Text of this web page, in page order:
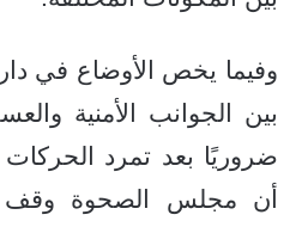
وفيما يخص الأوضاع في
بين الجوانب الأمنية
ضروريًا بعد تمرد
أن مجلس الصحوة وقف